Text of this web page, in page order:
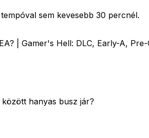
sem kevesebb 30 percnél.
| Gamer's Hell: DLC, Early-A,
hanyas busz jár?